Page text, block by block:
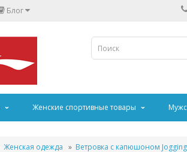
Блог
Женские спортивные товары
Женская одежда Ветровка с капюшоном Jogging